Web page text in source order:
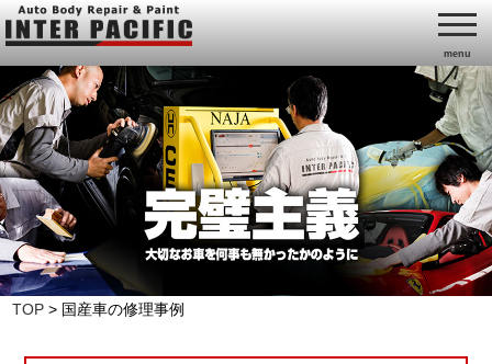
menu
TOP > 国産車の修理事例